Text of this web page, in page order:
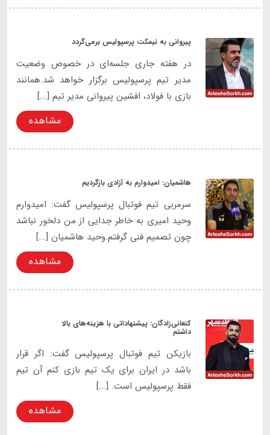
پیروانی به نیمکت پرسپولیس برمی‌گردد
در هفته جاری جلسه‌ای در خصوص وضعیت
مدیر تیم پرسپولیس برگزار خواهد شد.همانند
بازی با فولاد، افشین پیروانی مدیر تیم [...]
مشاهده
هاشمیان: امیدوارم به آزادی بازگردیم
سرمربی تیم فوتبال پرسپولیس گفت: امیدوارم
وحید امیری به خاطر جدایی از من دلخور نباشد
چون تصمیم فنی گرفتم.وحید هاشمیان [...]
مشاهده
کنعانی‌زادگان: پیشنهاداتی با هزینه‌های بالا
داشتم
بازیکن تیم فوتبال پرسپولیس گفت: اگر قرار
باشد در ایران برای یک تیم بازی کنم آن تیم
فقط پرسپولیس است. [...]
مشاهده